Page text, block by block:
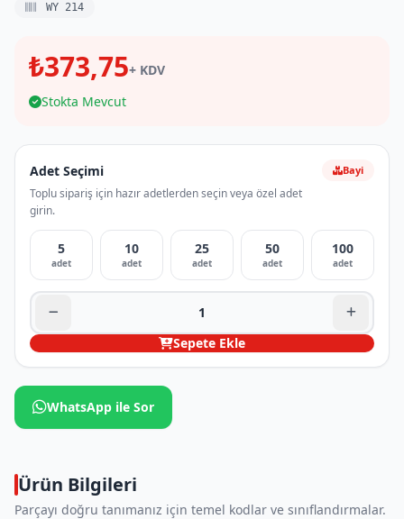
WY 214
₺373,75+ KDV
Stokta Mevcut
Adet Seçimi
Toplu sipariş için hazır adetlerden seçin veya özel adet
girin.
Bayi
5
adet
10
adet
25
adet
50
adet
100
adet
Sepete Ekle
WhatsApp ile Sor
Ürün Bilgileri
Parçayı doğru tanımanız için temel kodlar ve sınıflandırmalar.